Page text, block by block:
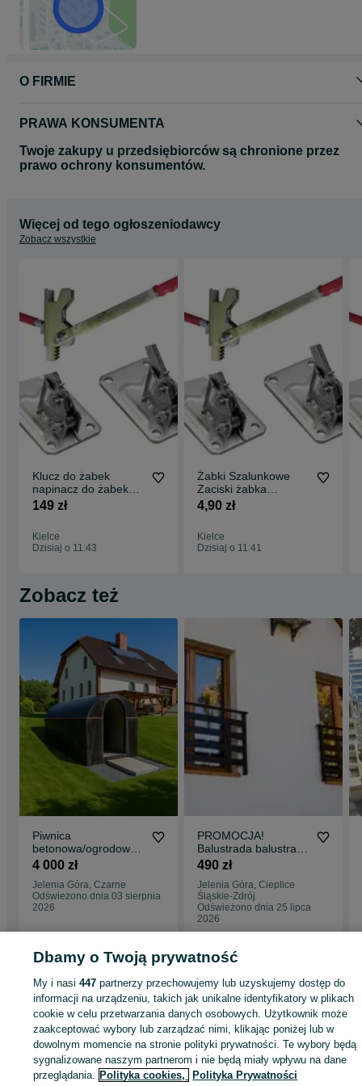
Zapraszamy na nasze inne aukcje
O FIRMIE
PRAWA KONSUMENTA
Twoje zakupy u przedsiębiorców są chronione przez
prawo ochrony konsumentów.
Więcej od tego ogłoszeniodawcy
Zobacz wszystkie
Klucz do żabek
napinacz do żabek
szalunkowych klucz
149 zł
Kielce
Dzisiaj o 11:43
Żabki Szalunkowe
Zaciski żabka
sprężynowa zacisk
sprężynowy Spinki
4,90 zł
Kielce
Dzisiaj o 11:41
Zobacz też
Piwnica
betonowa/ogrodowa
– Spiżarnia w różnych
GWARANCJA
4 000 zł
Jelenia Góra, Czarne
Odświeżono dnia 03 sierpnia
2026
PROMOCJA!
Balustrada balustrady
balkony francuskie
490 zł
Jelenia Góra, Cieplice
Śląskie-Zdrój
Odświeżono dnia 25 lipca
2026
Dolnośląskie
Szalunki - Jelenia Góra Szalunki - Czarne
KATEGORIA
ID:1063988783 Wyświetlenia:
Dbamy o Twoją prywatność
My i nasi447 partnerzy przechowujemy lub uzyskujemy dostęp do
informacji na urządzeniu, takich jak unikalne identyfikatory w plikach
cookie w celu przetwarzania danych osobowych. Użytkownik może
zaakceptować wybory lub zarządzać nimi, klikając poniżej lub w
dowolnym momencie na stronie polityki prywatności. Te wybory będą
sygnalizowane naszym partnerom i nie będą miały wpływu na dane
przeglądania. Polityka cookies, Polityka Prywatności